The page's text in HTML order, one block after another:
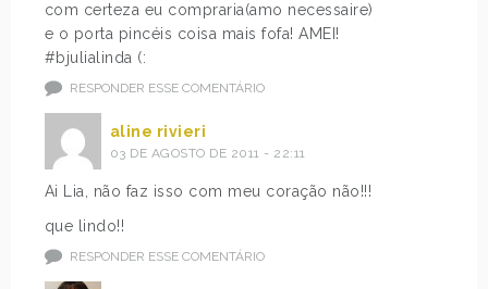
com certeza eu compraria(amo necessaire)
e o porta pincéis coisa mais fofa! AMEI!
#bjulialinda (:
RESPONDER ESSE COMENTÁRIO
aline rivieri
03 DE AGOSTO DE 2011 - 22:11
Ai Lia, não faz isso com meu coração não!!!
que lindo!!
RESPONDER ESSE COMENTÁRIO